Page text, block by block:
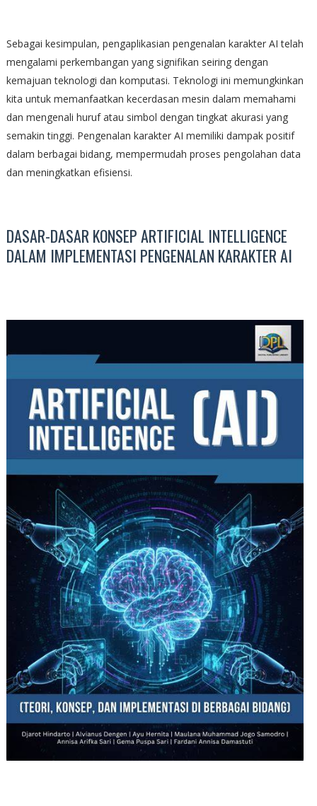
Sebagai kesimpulan, pengaplikasian pengenalan karakter AI telah
mengalami perkembangan yang signifikan seiring dengan
kemajuan teknologi dan komputasi. Teknologi ini memungkinkan
kita untuk memanfaatkan kecerdasan mesin dalam memahami
dan mengenali huruf atau simbol dengan tingkat akurasi yang
semakin tinggi. Pengenalan karakter AI memiliki dampak positif
dalam berbagai bidang, mempermudah proses pengolahan data
dan meningkatkan efisiensi.
DASAR-DASAR KONSEP ARTIFICIAL INTELLIGENCE
DALAM IMPLEMENTASI PENGENALAN KARAKTER AI